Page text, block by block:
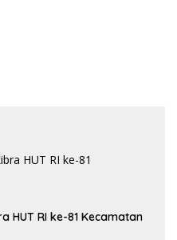
HUT RI ke-81 Kecamatan